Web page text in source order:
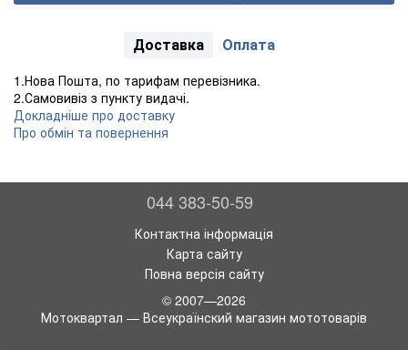
Доставка Оплата
1.Нова Пошта, по тарифам перевізника.
2.Самовивіз з пункту видачі.
Докладніше про доставку
Про обмін та повернення
044 383-50-59
Контактна інформація
Карта сайту
Повна версія сайту
© 2007—2026
Мотоквартал — Всеукраїнский магазин мототоварів